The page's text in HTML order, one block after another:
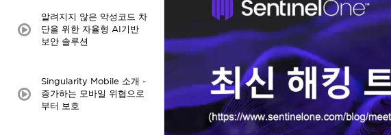
video:
알려지지 않은 악성코드 차
단을 위한 자율형 AI기반
보안 솔루션
video:
Singularity Mobile 소개 -
증가하는 모바일 위협으로
부터 보호